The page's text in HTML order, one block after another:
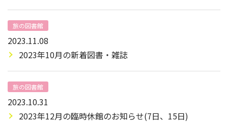
旅の図書館
2023.11.08
2023年10月の新着図書・雑誌
旅の図書館
2023.10.31
2023年12月の臨時休館のお知らせ(7日、15日)